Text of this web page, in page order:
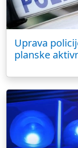
Uprava
planske